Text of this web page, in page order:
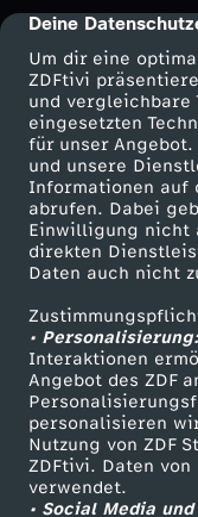
cmp-dialog-
Deine
Um dir eine
ZDFtivi
und vergleichbare
eingesetzten
für unser
und unsere
Informationen auf
abrufen. Dabei
Einwilligung nicht
direkten
Daten auch nicht
• Personalisierung:
Interaktionen
Angebot des ZDF
personalisieren
Nutzung von ZDF
ZDFtivi. Daten
verwendet.
• Social Media
o
d
v
o
n
N
a
w
a
Mehr ZDF
ZDF-Apps
Smart TV
ZDFtext
Livestreams
Sendungen A-Z
TV-Programm